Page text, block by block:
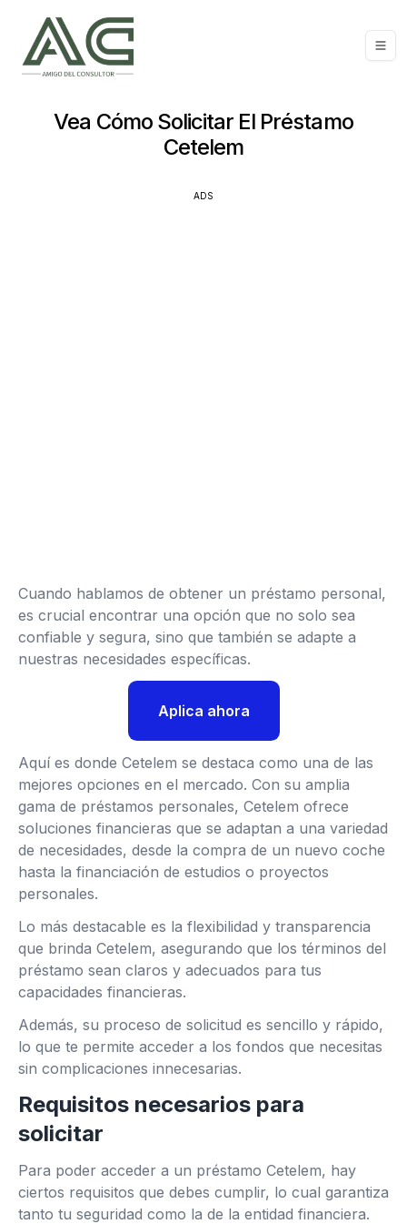
Vea Cómo Solicitar El Préstamo
Cetelem
ADS
Cuando hablamos de obtener un préstamo personal,
es crucial encontrar una opción que no solo sea
confiable y segura, sino que también se adapte a
nuestras necesidades específicas.
Aplica ahora
Aquí es donde Cetelem se destaca como una de las
mejores opciones en el mercado. Con su amplia
gama de préstamos personales, Cetelem ofrece
soluciones financieras que se adaptan a una variedad
de necesidades, desde la compra de un nuevo coche
hasta la financiación de estudios o proyectos
personales.
Lo más destacable es la flexibilidad y transparencia
que brinda Cetelem, asegurando que los términos del
préstamo sean claros y adecuados para tus
capacidades financieras.
Además, su proceso de solicitud es sencillo y rápido,
lo que te permite acceder a los fondos que necesitas
sin complicaciones innecesarias.
Requisitos necesarios para
solicitar
Para poder acceder a un préstamo Cetelem, hay
ciertos requisitos que debes cumplir, lo cual garantiza
tanto tu seguridad como la de la entidad financiera.